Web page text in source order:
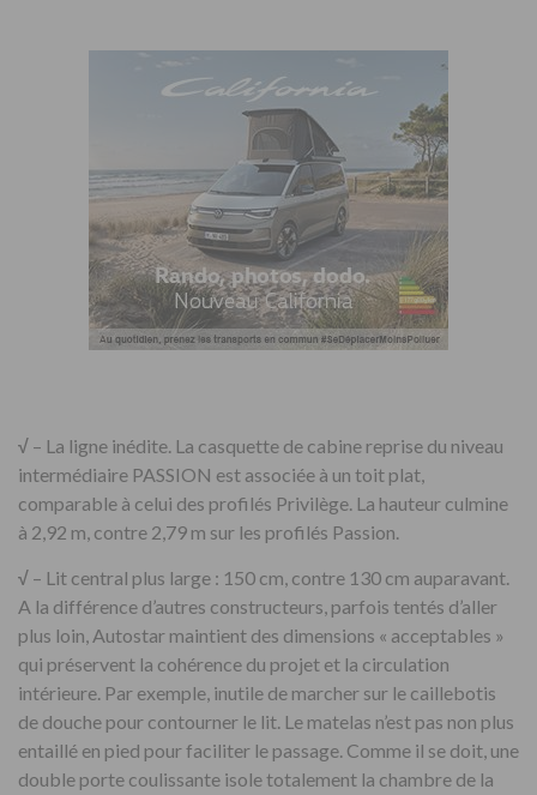
√ – La ligne inédite. La casquette de cabine reprise du niveau
intermédiaire PASSION est associée à un toit plat,
comparable à celui des profilés Privilège. La hauteur culmine
à 2,92 m, contre 2,79 m sur les profilés Passion.
√ – Lit central plus large : 150 cm, contre 130 cm auparavant.
A la différence d’autres constructeurs, parfois tentés d’aller
plus loin, Autostar maintient des dimensions « acceptables »
qui préservent la cohérence du projet et la circulation
intérieure. Par exemple, inutile de marcher sur le caillebotis
de douche pour contourner le lit. Le matelas n’est pas non plus
entaillé en pied pour faciliter le passage. Comme il se doit, une
double porte coulissante isole totalement la chambre de la